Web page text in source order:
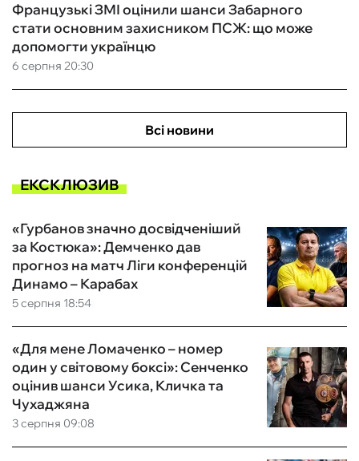
6 серпня 20:30
Французькі ЗМІ оцінили шанси Забарного
стати основним захисником ПСЖ: що може
допомогти українцю
Всі новини
ЕКСКЛЮЗИВ
5 серпня 18:54
«Гурбанов значно досвідченіший
за Костюка»: Демченко дав
прогноз на матч Ліги конференцій
Динамо – Карабах
3 серпня 09:08
«Для мене Ломаченко – номер
один у світовому боксі»: Сенченко
оцінив шанси Усика, Кличка та
Чухаджяна